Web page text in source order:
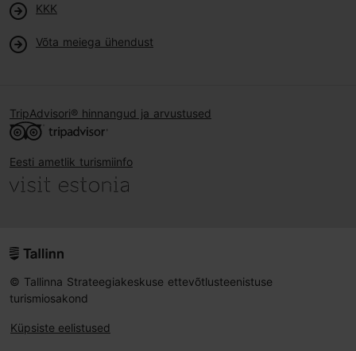
KKK
Võta meiega ühendust
TripAdvisori® hinnangud ja arvustused
Eesti ametlik turismiinfo
© Tallinna Strateegiakeskuse ettevõtlusteenistuse
turismiosakond
Küpsiste eelistused